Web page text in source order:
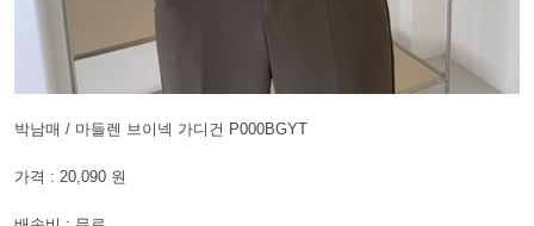
박남매 / 마들렌 브이넥 가디건 P000BGYT
가격 : 20,090 원